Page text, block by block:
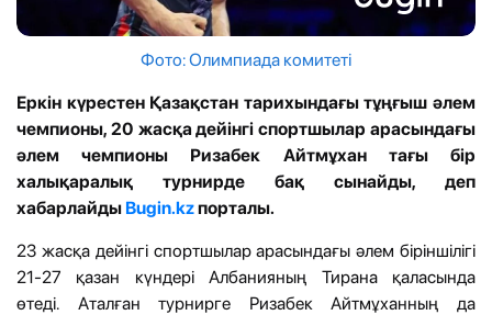
Фото: Олимпиада комитеті
Еркін күрестен Қазақстан тарихындағы тұңғыш әлем
чемпионы, 20 жасқа дейінгі спортшылар арасындағы
әлем чемпионы Ризабек Айтмұхан тағы бір
халықаралық турнирде бақ сынайды, деп
хабарлайды Bugin.kzпорталы.
23 жасқа дейінгі спортшылар арасындағы әлем біріншілігі
21-27 қазан күндері Албанияның Тирана қаласында
өтеді. Аталған турнирге Ризабек Айтмұханның да